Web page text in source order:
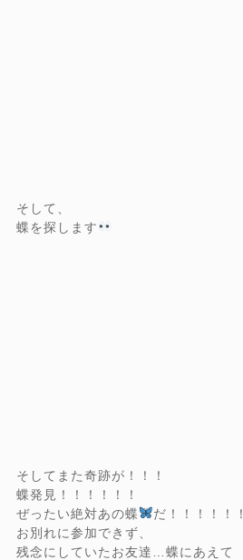
そして、
蝶を探します
そしてまた奇跡が！！！
蝶発見！！！！！！
ぜったい絶対あの蝶
だ！！！！！！
お別れに参加できず、
残念にしていたお友達…蝶にあえて